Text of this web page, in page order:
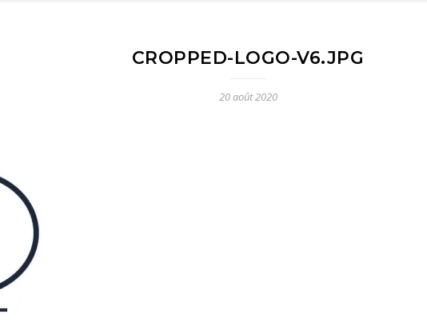
CROPPED-LOGO-V6.JPG
20 août 2020